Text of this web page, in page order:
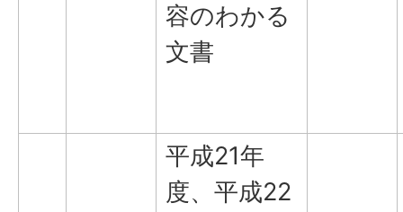
容のわかる
文書
平成21年
度、平成22